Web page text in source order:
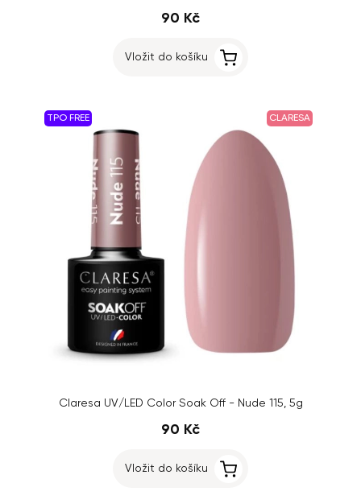
90 Kč
Vložit do košíku
TPO FREE CLARESA
Claresa UV/LED Color Soak Off - Nude 115, 5g
90 Kč
Vložit do košíku